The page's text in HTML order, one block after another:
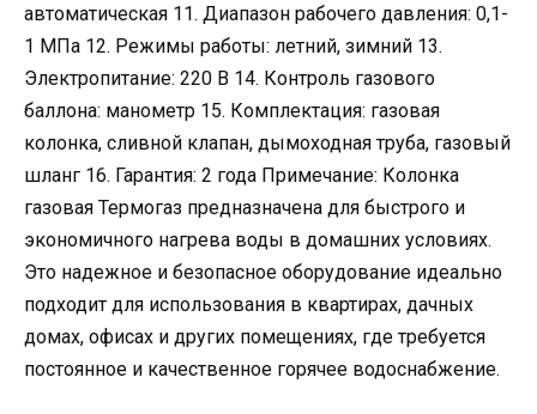
автоматическая 11. Диапазон рабочего давления: 0,1-
1 МПа 12. Режимы работы: летний, зимний 13.
Электропитание: 220 В 14. Контроль газового
баллона: манометр 15. Комплектация: газовая
колонка, сливной клапан, дымоходная труба, газовый
шланг 16. Гарантия: 2 года Примечание: Колонка
газовая Термогаз предназначена для быстрого и
экономичного нагрева воды в домашних условиях.
Это надежное и безопасное оборудование идеально
подходит для использования в квартирах, дачных
домах, офисах и других помещениях, где требуется
постоянное и качественное горячее водоснабжение.